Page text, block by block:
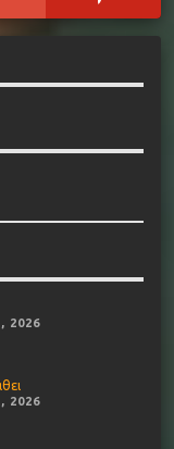
2026
2026